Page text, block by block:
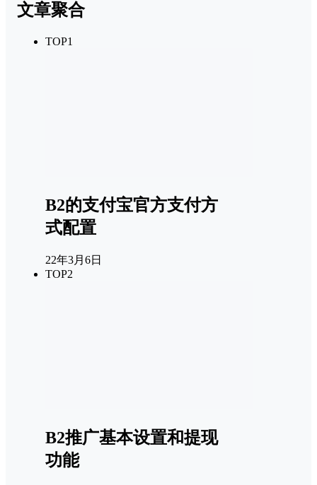
文章聚合
TOP1
B2的支付宝官方支付方
式配置
22年3月6日
TOP2
B2推广基本设置和提现
功能